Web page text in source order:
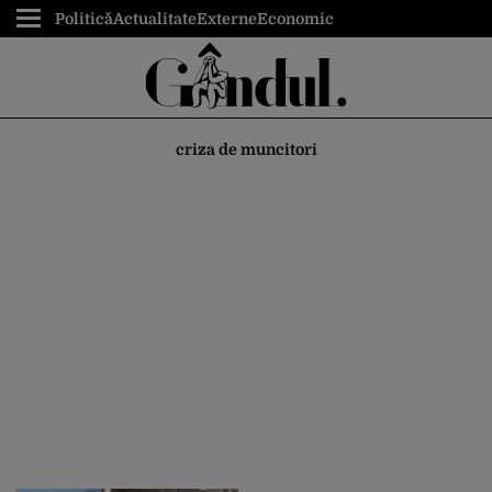
PoliticăActualitateExterneEconomic
criza de muncitori